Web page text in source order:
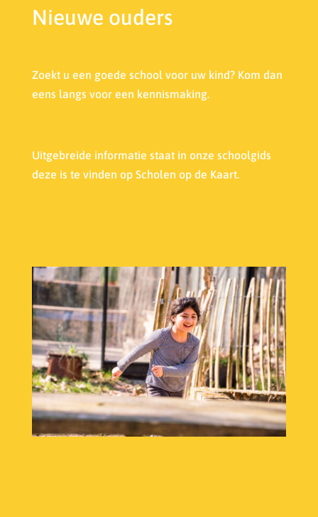
Nieuwe ouders
Zoekt u een goede school voor uw kind? Kom dan
eens langs voor een kennismaking.
Uitgebreide informatie staat in onze schoolgids
deze is te vinden op Scholen op de Kaart.